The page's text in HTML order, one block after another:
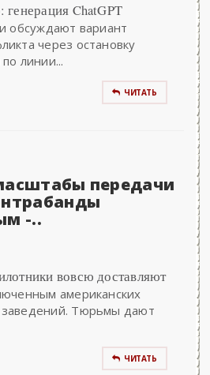
ChatGPT
обсуждают вариант
через остановку
линии...
ЧИТАТЬ
передачи
-..
вовсю доставляют
американских
Тюрьмы дают
ЧИТАТЬ